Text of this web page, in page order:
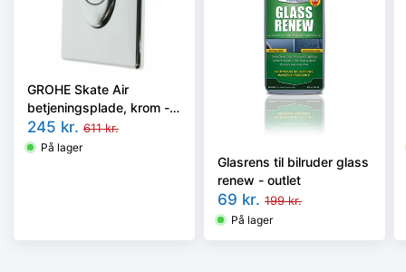
GROHE Skate Air
betjeningsplade, krom -
66249045 - outlet
245 kr. 611kr.
På lager
Glasrens til bilruder glass
renew - outlet
69 kr. 199kr.
På lager